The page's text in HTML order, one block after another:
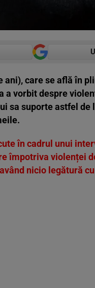
care se află în
a vorbit despre
sa suporte astfel de
în cadrul unui
împotriva violenței
nicio legătură